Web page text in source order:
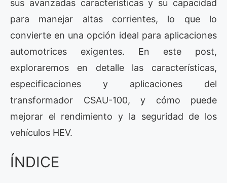
sus avanzadas características y su capacidad
para manejar altas corrientes, lo que lo
convierte en una opción ideal para aplicaciones
automotrices exigentes. En este post,
exploraremos en detalle las características,
especificaciones y aplicaciones del
transformador CSAU-100, y cómo puede
mejorar el rendimiento y la seguridad de los
vehículos HEV.
ÍNDICE